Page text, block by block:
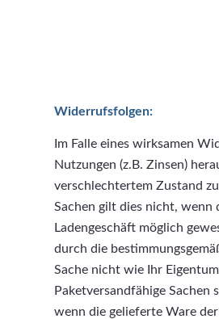
Widerrufsfolgen:
Im Falle eines wirksamen
Nutzungen (z.B. Zinsen)
verschlechtertem Zustand
Sachen gilt dies nicht, wenn
Ladengeschäft möglich
durch die
Sache nicht wie Ihr
Paketversandfähige Sachen
wenn die gelieferte Ware